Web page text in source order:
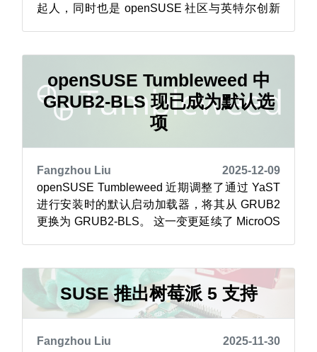
起人，同时也是 openSUSE 社区与英特尔创新
赖专用图形处理...
openSUSE Tumbleweed 中
GRUB2-BLS 现已成为默认选
项
Fangzhou Liu
2025-12-09
openSUSE Tumbleweed 近期调整了通过 YaST
进行安装时的默认启动加载器，将其从 GRUB2
更换为 GRUB2-BLS。 这一变更延续了 MicroOS
是由 systemd 项目提供的一款体积小巧且运行高
效的启动...
SUSE 推出树莓派 5 支持
Fangzhou Liu
2025-11-30